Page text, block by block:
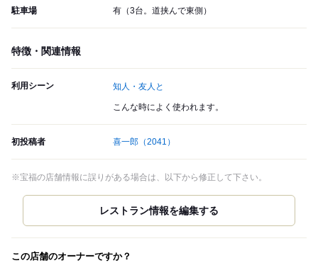
駐車場 有（3台。道挟んで東側）
特徴・関連情報
利用シーン 知人・友人と
こんな時によく使われます。
初投稿者 喜一郎 （2041）
※宝福の店舗情報に誤りがある場合は、以下から修正して下さい。
この店舗のオーナーですか？